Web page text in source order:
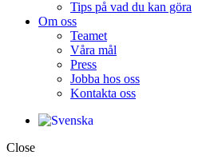
Tips på vad du kan göra
Om oss
Teamet
Våra mål​
Press
Jobba hos oss
Kontakta oss
Close